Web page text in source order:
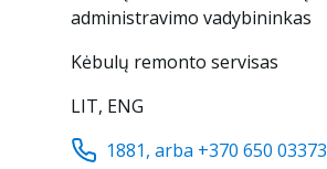
administravimo vadybininkas
Kėbulų remonto servisas
LIT, ENG
1881, arba +370 650 03373